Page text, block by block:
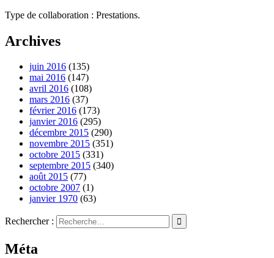
Type de collaboration : Prestations.
Archives
juin 2016 (135)
mai 2016 (147)
avril 2016 (108)
mars 2016 (37)
février 2016 (173)
janvier 2016 (295)
décembre 2015 (290)
novembre 2015 (351)
octobre 2015 (331)
septembre 2015 (340)
août 2015 (77)
octobre 2007 (1)
janvier 1970 (63)
Rechercher :
Méta